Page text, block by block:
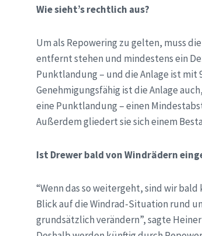
Wie sieht’s rechtlich aus?
Um als Repowering zu gelten, muss
entfernt stehen und mindestens ein
Punktlandung – und die Anlage ist mit
Genehmigungsfähig ist die Anlage
eine Punktlandung – einen
Außerdem gliedert sie sich einem
Ist Drewer bald von Windrädern
“Wenn das so weitergeht, sind wir
Blick auf die Windrad-Situation rund
grundsätzlich verändern”, sagte